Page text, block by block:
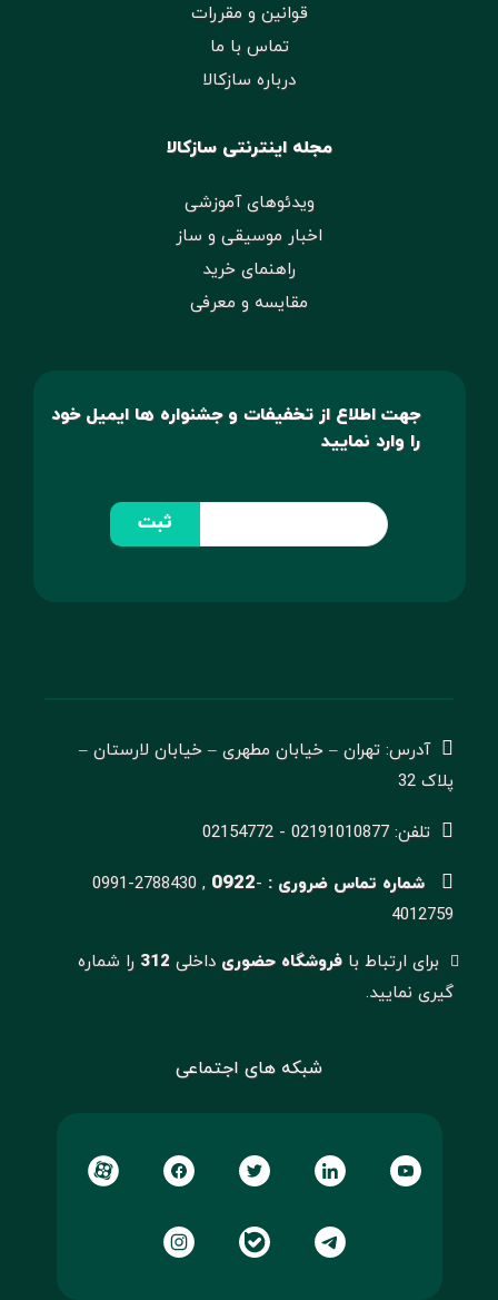
قوانین و مقررات
تماس با ما
درباره سازکالا
مجله اینترنتی سازکالا
ویدئوهای آموزشی
اخبار موسیقی و ساز
راهنمای خرید
مقایسه و معرفی
جهت اطلاع از تخفیفات و جشنواره ها ایمیل خود
را وارد نمایید
ثبت
آدرس: تهران – خیابان مطهری – خیابان لارستان –
پلاک 32
تلفن: 02191010877 - 02154772
شماره تماس ضروری : 0991-2788430 , 0922-
4012759
برای ارتباط با فروشگاه حضوریداخلی 312 را شماره
گیری نمایید.
شبکه های اجتماعی